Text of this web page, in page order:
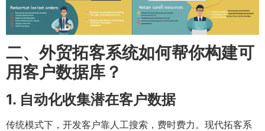
二、外贸拓客系统如何帮你构建可
用客户数据库？
1. 自动化收集潜在客户数据
传统模式下，开发客户靠人工搜索，费时费力。现代拓客系